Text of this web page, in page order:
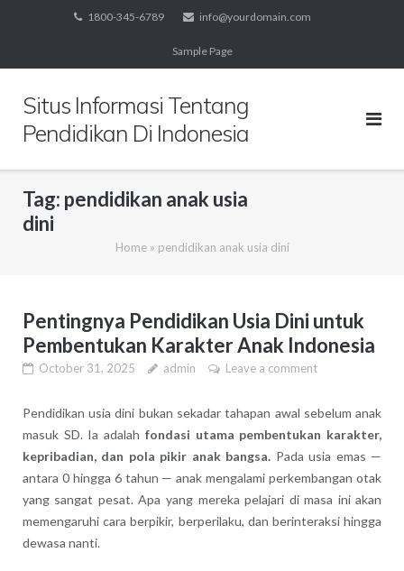
1800-345-6789 info@yourdomain.com
Sample Page
Situs Informasi Tentang
Pendidikan Di Indonesia
Tag: pendidikan anak usia
dini
Home» pendidikan anak usia dini
Pentingnya Pendidikan Usia Dini untuk
Pembentukan Karakter Anak Indonesia
October 31, 2025 admin Leave a comment
Pendidikan usia dini bukan sekadar tahapan awal sebelum anak
masuk SD. Ia adalah fondasi utama pembentukan karakter,
kepribadian, dan pola pikir anak bangsa. Pada usia emas —
antara 0 hingga 6 tahun — anak mengalami perkembangan otak
yang sangat pesat. Apa yang mereka pelajari di masa ini akan
memengaruhi cara berpikir, berperilaku, dan berinteraksi hingga
dewasa nanti.